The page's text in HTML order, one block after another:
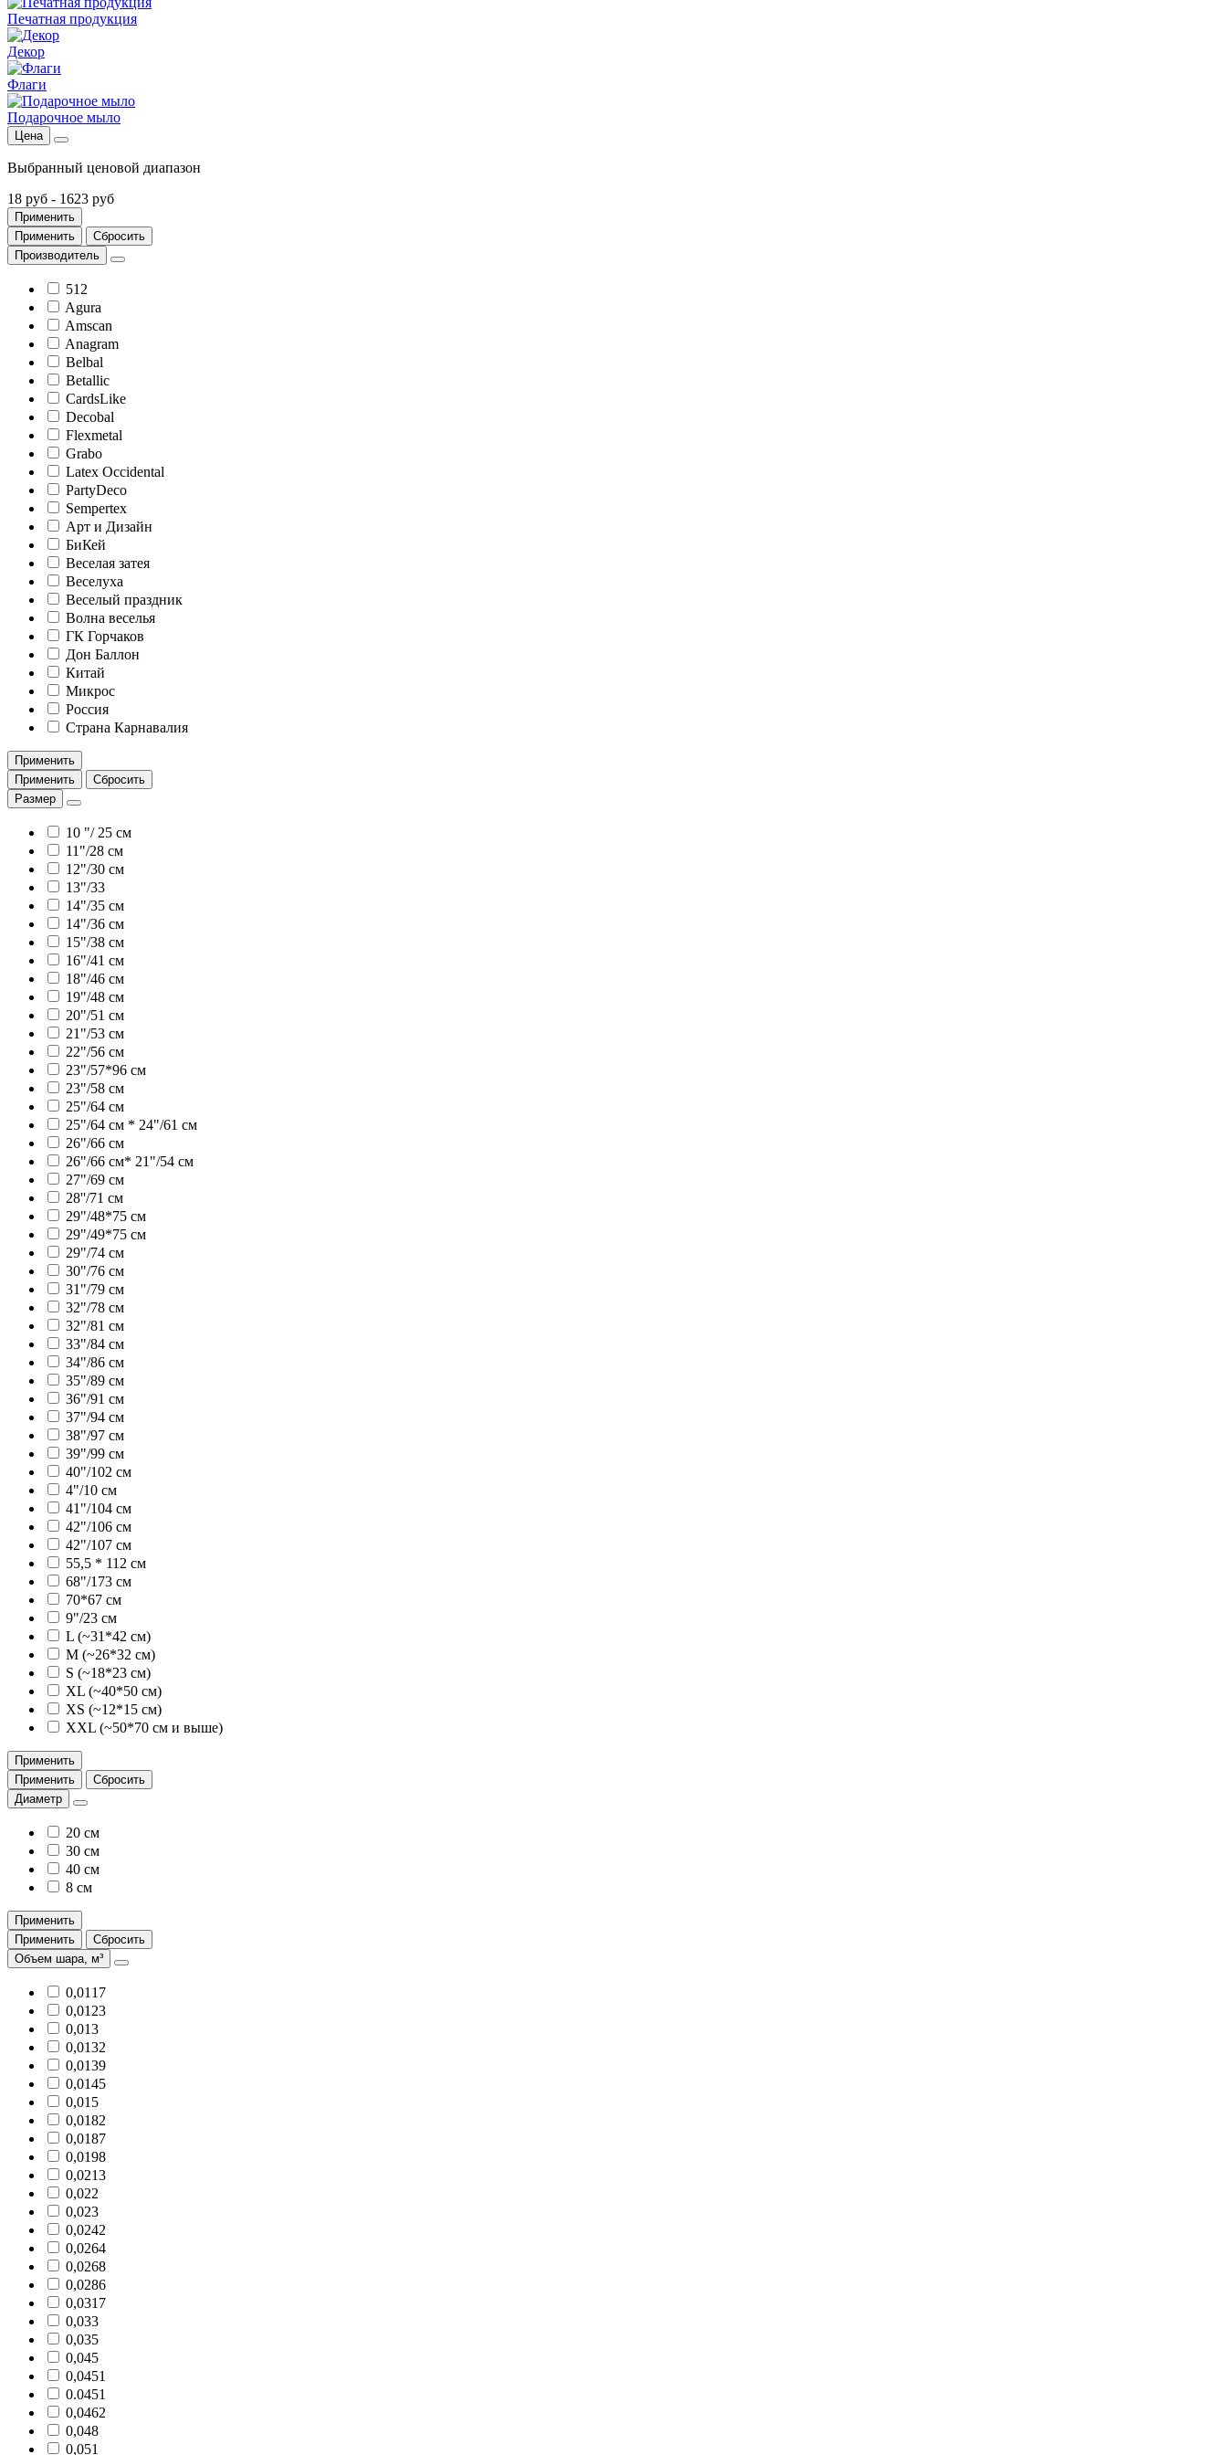
Печатная продукция
Декор
Флаги
Подарочное мыло
Цена
Выбранный ценовой диапазон
18 руб - 1623 руб
Применить
Применить
Сбросить
Производитель
512
Agura
Amscan
Anagram
Belbal
Betallic
CardsLike
Decobal
Flexmetal
Grabo
Latex Occidental
PartyDeco
Sempertex
Арт и Дизайн
БиКей
Веселая затея
Веселуха
Веселый праздник
Волна веселья
ГК Горчаков
Дон Баллон
Китай
Микрос
Россия
Страна Карнавалия
Применить
Применить
Сбросить
Размер
10 "/ 25 см
11"/28 см
12"/30 см
13"/33
14"/35 см
14"/36 см
15"/38 см
16"/41 см
18"/46 см
19"/48 см
20"/51 см
21"/53 см
22"/56 см
23"/57*96 см
23"/58 см
25"/64 см
25"/64 см * 24"/61 см
26"/66 см
26"/66 см* 21"/54 см
27"/69 см
28''/71 см
29"/48*75 см
29"/49*75 см
29"/74 см
30"/76 см
31"/79 см
32"/78 см
32"/81 см
33"/84 см
34"/86 см
35"/89 см
36"/91 см
37"/94 см
38"/97 см
39"/99 см
40"/102 см
4"/10 см
41"/104 см
42"/106 см
42"/107 см
55,5 * 112 см
68"/173 см
70*67 см
9"/23 см
L (~31*42 см)
M (~26*32 см)
S (~18*23 см)
XL (~40*50 см)
XS (~12*15 см)
XXL (~50*70 см и выше)
Применить
Применить
Сбросить
Диаметр
20 см
30 см
40 см
8 см
Применить
Применить
Сбросить
Объем шара, м³
0,0117
0,0123
0,013
0,0132
0,0139
0,0145
0,015
0,0182
0,0187
0,0198
0,0213
0,022
0,023
0,0242
0,0264
0,0268
0,0286
0,0317
0,033
0,035
0,045
0,0451
0.0451
0,0462
0,048
0,051